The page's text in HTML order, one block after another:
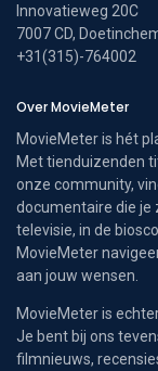
Innovatieweg 20C
7007 CD,
+31(315)-764002
Over MovieMeter
MovieMeter is hét
Met tienduizenden
onze community,
documentaire die je
televisie, in de
MovieMeter
aan jouw wensen.
MovieMeter is
Je bent bij ons
filmnieuws,